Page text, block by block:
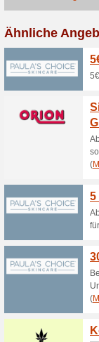
71%
Freue
du für